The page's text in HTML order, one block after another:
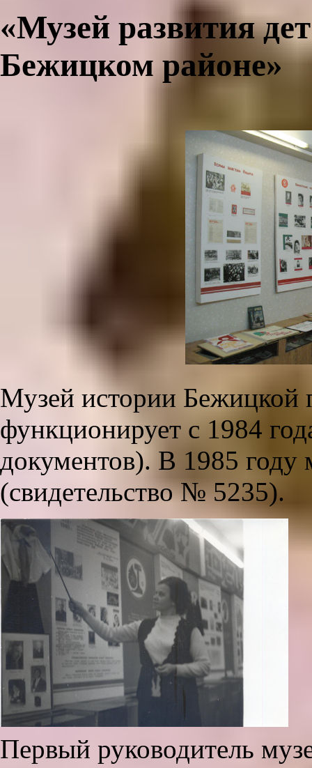
«Музей развития
Бежицком районе»
Музей истории Бежицкой
функционирует с 1984
документов). В 1985 году
(свидетельство № 5235).
Первый руководитель